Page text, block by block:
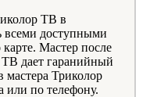
ТВ в
всеми доступными
Мастер после
дает гаранийный
мастера Триколор
или по телефону.